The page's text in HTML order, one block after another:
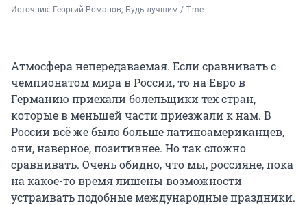
Источник: Георгий Романов; Будь лучшим / T.me
Атмосфера непередаваемая. Если сравнивать с
чемпионатом мира в России, то на Евро в
Германию приехали болельщики тех стран,
которые в меньшей части приезжали к нам. В
России всё же было больше латиноамериканцев,
они, наверное, позитивнее. Но так сложно
сравнивать. Очень обидно, что мы, россияне, пока
на какое-то время лишены возможности
устраивать подобные международные праздники.